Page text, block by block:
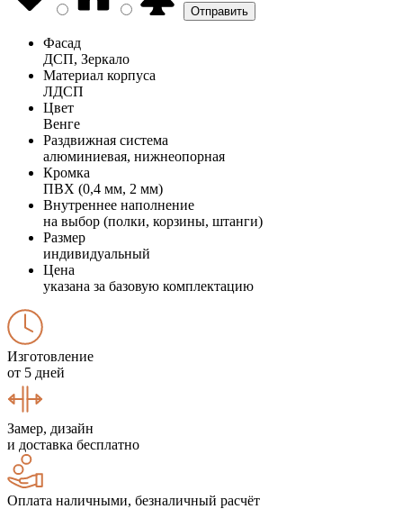
Фасад
ДСП, Зеркало
Материал корпуса
ЛДСП
Цвет
Венге
Раздвижная система
алюминиевая, нижнеопорная
Кромка
ПВХ (0,4 мм, 2 мм)
Внутреннее наполнение
на выбор (полки, корзины, штанги)
Размер
индивидуальный
Цена
указана за базовую комплектацию
Изготовление
от 5 дней
Замер, дизайн
и доставка бесплатно
Оплата наличными, безналичный расчёт